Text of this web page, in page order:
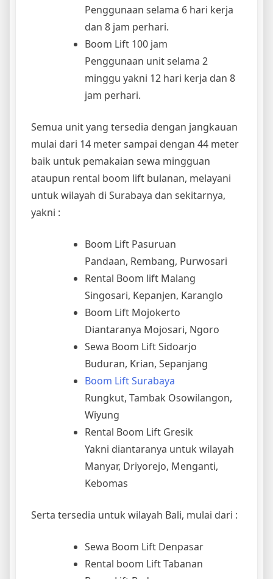
Penggunaan selama 6 hari kerja
dan 8 jam perhari.
Boom Lift 100 jam
Penggunaan unit selama 2
minggu yakni 12 hari kerja dan 8
jam perhari.
Semua unit yang tersedia dengan jangkauan
mulai dari 14 meter sampai dengan 44 meter
baik untuk pemakaian sewa mingguan
ataupun rental boom lift bulanan, melayani
untuk wilayah di Surabaya dan sekitarnya,
yakni :
Boom Lift Pasuruan
Pandaan, Rembang, Purwosari
Rental Boom lift Malang
Singosari, Kepanjen, Karanglo
Boom Lift Mojokerto
Diantaranya Mojosari, Ngoro
Sewa Boom Lift Sidoarjo
Buduran, Krian, Sepanjang
Boom Lift Surabaya
Rungkut, Tambak Osowilangon,
Wiyung
Rental Boom Lift Gresik
Yakni diantaranya untuk wilayah
Manyar, Driyorejo, Menganti,
Kebomas
Serta tersedia untuk wilayah Bali, mulai dari :
Sewa Boom Lift Denpasar
Rental boom Lift Tabanan